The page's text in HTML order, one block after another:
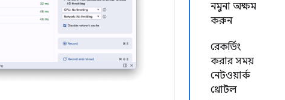
নমুনা অক্ষম
করুন
রেকর্ডিং
করার সময়
নেটওয়ার্ক
থ্রোটল